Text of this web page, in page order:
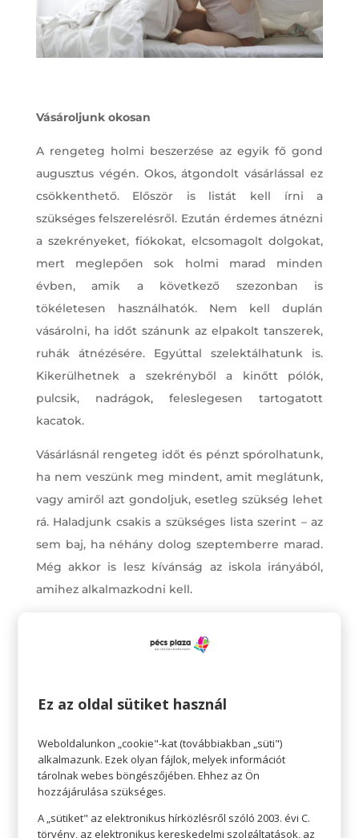
Vásároljunk okosan
A rengeteg holmi beszerzése az egyik fő gond
augusztus végén. Okos, átgondolt vásárlással ez
csökkenthető. Először is listát kell írni a
szükséges felszerelésről. Ezután érdemes átnézni
a szekrényeket, fiókokat, elcsomagolt dolgokat,
mert meglepően sok holmi marad minden
évben, amik a következő szezonban is
tökéletesen használhatók. Nem kell duplán
vásárolni, ha időt szánunk az elpakolt tanszerek,
ruhák átnézésére. Egyúttal szelektálhatunk is.
Kikerülhetnek a szekrényből a kinőtt pólók,
pulcsik, nadrágok, feleslegesen tartogatott
kacatok.
Vásárlásnál rengeteg időt és pénzt spórolhatunk,
ha nem veszünk meg mindent, amit meglátunk,
vagy amiről azt gondoljuk, esetleg szükség lehet
rá. Haladjunk csakis a szükséges lista szerint – az
sem baj, ha néhány dolog szeptemberre marad.
Még akkor is lesz kívánság az iskola irányából,
amihez alkalmazkodni kell.
halmozzunk. Ruha vásárlásnál használjuk ki a
Ez az oldal sütiket használ
Weboldalunkon „cookie"-kat (továbbiakban „süti")
alkalmazunk. Ezek olyan fájlok, melyek információt
tárolnak webes böngészőjében. Ehhez az Ön
hozzájárulása szükséges.
A „sütiket" az elektronikus hírközlésről szóló 2003. évi C.
törvény, az elektronikus kereskedelmi szolgáltatások, az